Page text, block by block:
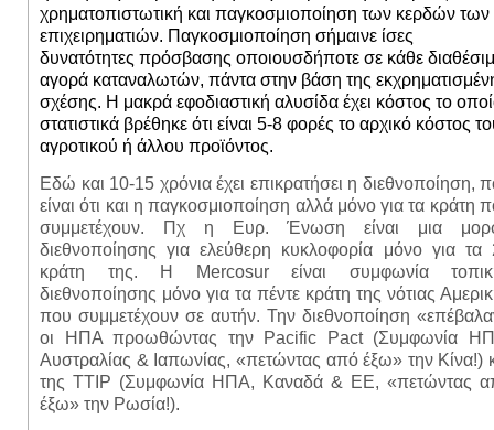
χρηματοπιστωτική και παγκοσμιοποίηση των κερδών των
επιχειρηματιών. Παγκοσμιοποίηση σήμαινε ίσες
δυνατότητες πρόσβασης οποιουσδήποτε σε κάθε
αγορά καταναλωτών, πάντα στην βάση της
σχέσης. Η μακρά εφοδιαστική αλυσίδα έχει κόστος το
στατιστικά βρέθηκε ότι είναι 5-8 φορές το αρχικό κόστος
αγροτικού ή άλλου προϊόντος.
Εδώ και 10-15 χρόνια έχει επικρατήσει η διεθνοποίηση,
είναι ότι και η παγκοσμιοποίηση αλλά μόνο για τα κράτη
συμμετέχουν. Πχ η Ευρ. Ένωση είναι μια
διεθνοποίησης για ελεύθερη κυκλοφορία μόνο για τα
κράτη της. Η
Mercosurείναι συμφωνία
διεθνοποίησης μόνο για τα πέντε κράτη της νότιας
που συμμετέχουν σε αυτήν. Την διεθνοποίηση
οι ΗΠΑ προωθώντας την Pacific Pact(Συμφωνία
Αυστραλίας & Ιαπωνίας, «πετώντας από έξω» την Κίνα!)
της ΤΤΙΡ (Συμφωνία ΗΠΑ, Καναδά & ΕΕ, «πετώντας
έξω» την Ρωσία!).